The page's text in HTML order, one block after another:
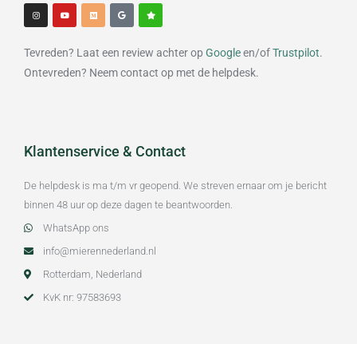
I
n
s
t
r
m
Y
o
t
e
M
e
d
i
G
o
o
g
S
t
a
r
Tevreden? Laat een review achter op Googleen/ofTrustpilot.
Ontevreden? Neem contact op met de helpdesk.
Klantenservice & Contact
De helpdesk is ma t/m vr geopend. We streven ernaar om je bericht
binnen 48 uur op deze dagen te beantwoorden.
WhatsApp ons
info@mierennederland.nl
Rotterdam, Nederland
KvK nr: 97583693